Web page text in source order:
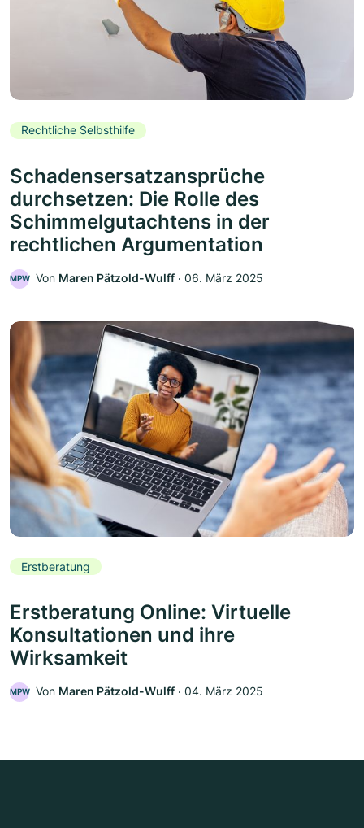
Rechtliche Selbsthilfe
Schadensersatzansprüche
durchsetzen: Die Rolle des
Schimmelgutachtens in der
rechtlichen Argumentation
MPW Von Maren Pätzold-Wulff ‧ 06. März 2025
Erstberatung
Erstberatung Online: Virtuelle
Konsultationen und ihre
Wirksamkeit
MPW Von Maren Pätzold-Wulff ‧ 04. März 2025